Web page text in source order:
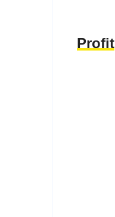
Profit